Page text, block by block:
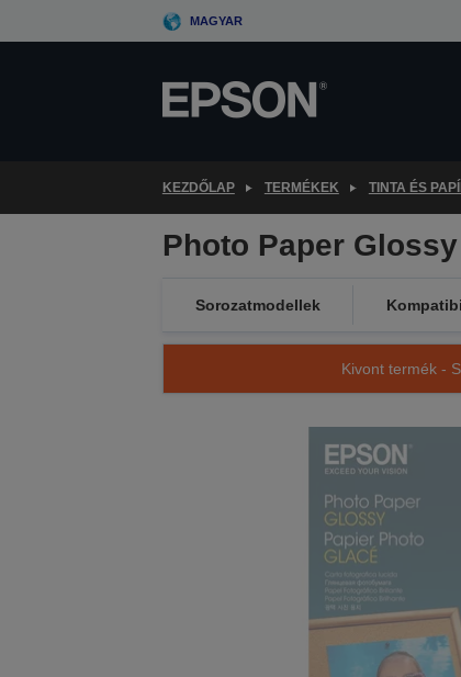
to
MAGYAR
KEZDŐLAP TERMÉKEK TINTA ÉS
Photo Paper
Sorozatmodellek
Kivont termék -